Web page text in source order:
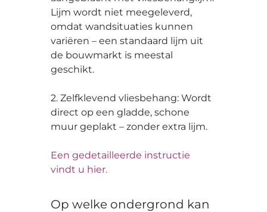
Lijm wordt niet meegeleverd,
omdat wandsituaties kunnen
variëren – een standaard lijm uit
de bouwmarkt is meestal
geschikt.
2. Zelfklevend vliesbehang: Wordt
direct op een gladde, schone
muur geplakt – zonder extra lijm.
Een gedetailleerde instructie
vindt u hier.
Op welke ondergrond kan